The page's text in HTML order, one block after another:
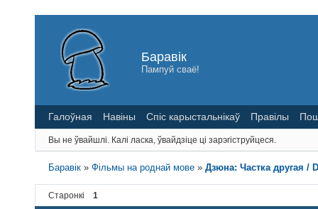
Баравік
Пампуй сваё!
Галоўная Навіны Спіс карыстальнікаў Правілы
Вы не ўвайшлі. Калі ласка, ўвайдзіце ці зарэгіструйцеся.
Баравік »Фільмы на роднай мове »Дзюна: Частка другая /
Старонкі 1